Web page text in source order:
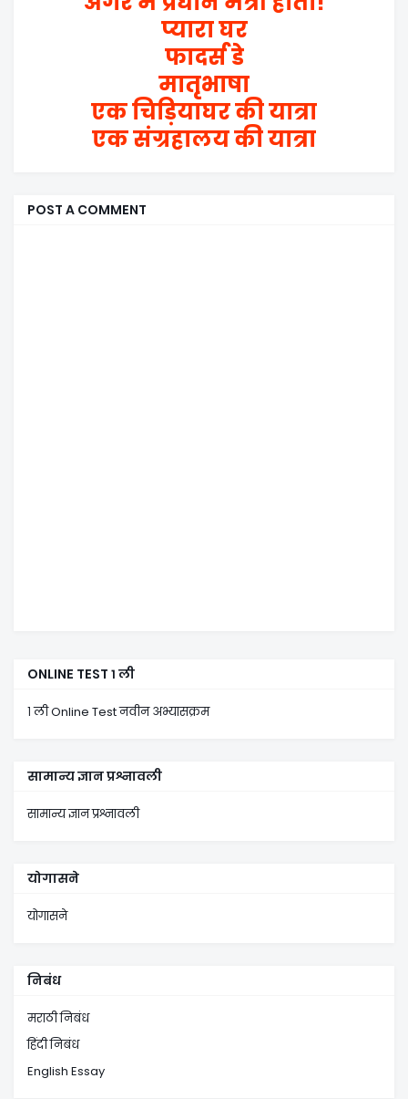
प्यारा घर
फादर्स डे
मातृभाषा
एक चिड़ियाघर की यात्रा
एक संग्रहालय की यात्रा
POST A COMMENT
ONLINE TEST १ ली
१ ली Online Test नवीन अभ्यासक्रम
सामान्य ज्ञान प्रश्नावली
सामान्य ज्ञान प्रश्नावली
योगासने
योगासने
निबंध
मराठी निबंध
हिंदी निबंध
English Essay